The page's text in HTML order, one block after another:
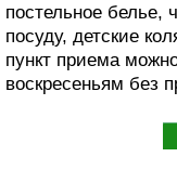
постельное белье,
посуду, детские
пункт приема
воскресеньям без